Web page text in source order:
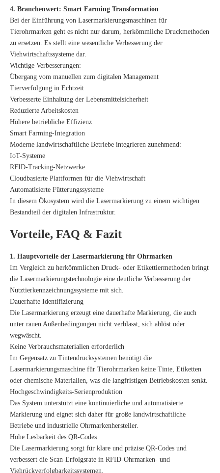
4. Branchenwert: Smart Farming Transformation
Bei der Einführung von Lasermarkierungsmaschinen für
Tierohrmarken geht es nicht nur darum, herkömmliche Druckmethoden
zu ersetzen. Es stellt eine wesentliche Verbesserung der
Viehwirtschaftssysteme dar.
Wichtige Verbesserungen:
Übergang vom manuellen zum digitalen Management
Tierverfolgung in Echtzeit
Verbesserte Einhaltung der Lebensmittelsicherheit
Reduzierte Arbeitskosten
Höhere betriebliche Effizienz
Smart Farming-Integration
Moderne landwirtschaftliche Betriebe integrieren zunehmend:
IoT-Systeme
RFID-Tracking-Netzwerke
Cloudbasierte Plattformen für die Viehwirtschaft
Automatisierte Fütterungssysteme
In diesem Ökosystem wird die Lasermarkierung zu einem wichtigen
Bestandteil der digitalen Infrastruktur.
Vorteile, FAQ & Fazit
1. Hauptvorteile der Lasermarkierung für Ohrmarken
Im Vergleich zu herkömmlichen Druck- oder Etikettiermethoden bringt
die Lasermarkierungstechnologie eine deutliche Verbesserung der
Nutztierkennzeichnungssysteme mit sich.
Dauerhafte Identifizierung
Die Lasermarkierung erzeugt eine dauerhafte Markierung, die auch
unter rauen Außenbedingungen nicht verblasst, sich ablöst oder
wegwäscht.
Keine Verbrauchsmaterialien erforderlich
Im Gegensatz zu Tintendrucksystemen benötigt die
Lasermarkierungsmaschine für Tierohrmarken keine Tinte, Etiketten
oder chemische Materialien, was die langfristigen Betriebskosten senkt.
Hochgeschwindigkeits-Serienproduktion
Das System unterstützt eine kontinuierliche und automatisierte
Markierung und eignet sich daher für große landwirtschaftliche
Betriebe und industrielle Ohrmarkenhersteller.
Hohe Lesbarkeit des QR-Codes
Die Lasermarkierung sorgt für klare und präzise QR-Codes und
verbessert die Scan-Erfolgsrate in RFID-Ohrmarken- und
Viehrückverfolgbarkeitssystemen.